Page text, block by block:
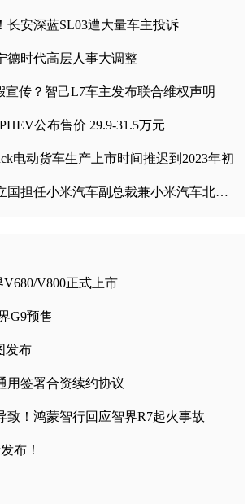
长安深蓝SL03遭大量车主投诉
德时代高层人事大调整
宣传？智己L7车主发布联合维权声明
公布售价 29.9-31.5万元
电动货车生产上市时间推迟到2023年初
小米集团任命于立国担任小米汽车副总裁兼小米汽车北京总部政委
V800正式上市
G9预售
发布
用签署合资续约协议
致！鸿蒙智行回应智界R7起火事故
布！